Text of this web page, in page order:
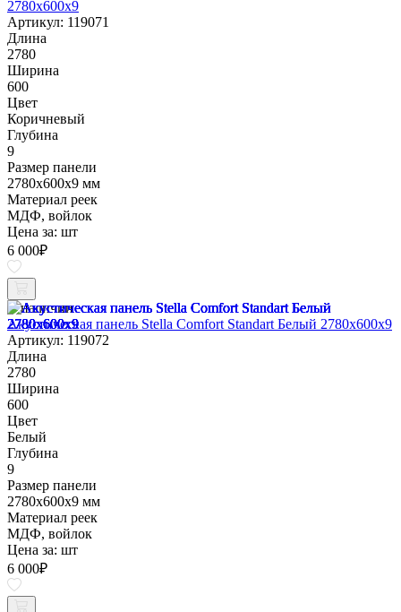
2780х600х9
Артикул: 119071
Длина
2780
Ширина
600
Цвет
Коричневый
Глубина
9
Размер панели
2780х600х9 мм
Материал реек
МДФ, войлок
Цена за: шт
6 000₽
В наличии
Акустическая панель Stella Comfort Standart Белый 2780х600х9
Артикул: 119072
Длина
2780
Ширина
600
Цвет
Белый
Глубина
9
Размер панели
2780х600х9 мм
Материал реек
МДФ, войлок
Цена за: шт
6 000₽